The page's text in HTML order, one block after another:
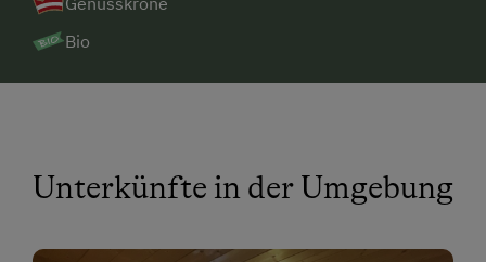
Bio
Unterkünfte in der Umgebung